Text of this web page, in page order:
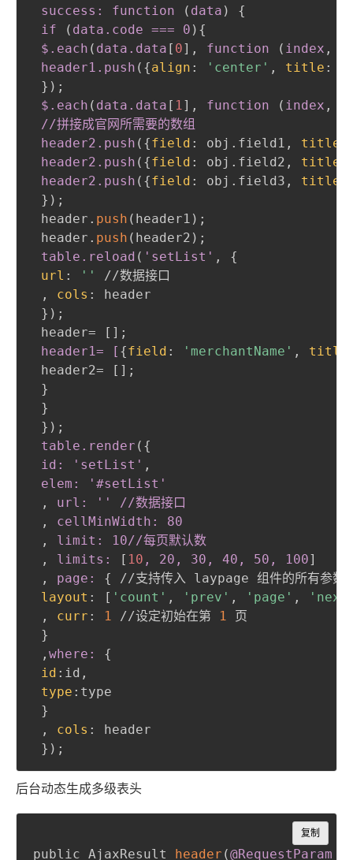
success: function
( data )
{
if
( data .code === 0 ) {
$ .each ( data .data [ 0] , function ( index ,
header1 .push ( {align : 'center' , title :
} ) ;
$ .each ( data .data [ 1] , function ( index ,
//拼接成官网所需要的数组
header2 .push ( {field : obj.field1 , title
header2 .push ( {field : obj.field2 , title
header2 .push ( {field : obj.field3 , title
} ) ;
header. push ( header1 ) ;
header. push ( header2 ) ;
table .reload ( 'setList' ,
{
url : ''
//数据接口
,
cols :
header
} ) ;
header= [] ;
header1= [ {field : 'merchantName' , title
header2= [] ;
}
}
} ) ;
table .render ( {
id: 'setList' ,
elem: ' #setList '
,
url: '' //数据接口
,
cellMinWidth: 80
,
limit: 10//每页默认数
,
limits: [ 10 , 20, 30, 40, 50, 100]
,
page: {
//支持传入 laypage 组件的所有参数
layout : [ 'count' , 'prev' , 'page' ,
,
curr : 1 //设定初始在第 1 页
}
, where:
{
id : id ,
type : type
}
,
cols :
header
} ) ;
后台动态生成多级表头
public AjaxResult header (@RequestParam
复制
Copy